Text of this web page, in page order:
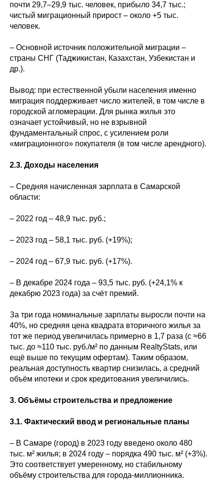
почти 29,7–29,9 тыс. человек, прибыло 34,7 тыс.;
чистый миграционный прирост – около +5 тыс.
человек.
– Основной источник положительной миграции –
страны СНГ (Таджикистан, Казахстан, Узбекистан и
др.).
Вывод: при естественной убыли населения именно
миграция поддерживает число жителей, в том числе в
городской агломерации. Для рынка жилья это
означает устойчивый, но не взрывной
фундаментальный спрос, с усилением роли
«миграционного» покупателя (в том числе арендного).
2.3. Доходы населения
– Средняя начисленная зарплата в Самарской
области:
– 2022 год – 48,9 тыс. руб.;
– 2023 год – 58,1 тыс. руб. (+19%);
– 2024 год – 67,9 тыс. руб. (+17%).
– В декабре 2024 года – 93,5 тыс. руб. (+24,1% к
декабрю 2023 года) за счёт премий.
За три года номинальные зарплаты выросли почти на
40%, но средняя цена квадрата вторичного жилья за
тот же период увеличилась примерно в 1,7 раза (с ≈66
тыс. до ≈110 тыс. руб./м² по данным RealtyStats, или
ещё выше по текущим офертам). Таким образом,
реальная доступность квартир снизилась, а средний
объём ипотеки и срок кредитования увеличились.
3. Объёмы строительства и предложение
3.1. Фактический ввод и региональные планы
– В Самаре (город) в 2023 году введено около 480
тыс. м² жилья; в 2024 году – порядка 490 тыс. м² (+3%).
Это соответствует умеренному, но стабильному
объёму строительства для города-миллионника.